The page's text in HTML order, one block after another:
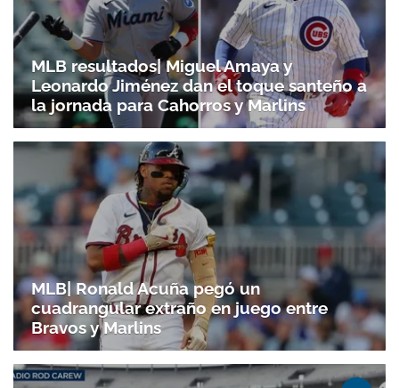
MLB resultados| Miguel Amaya y
Leonardo Jiménez dan el toque santeño a
la jornada para Cahorros y Marlins
MLB| Ronald Acuña pegó un
cuadrangular extraño en juego entre
Bravos y Marlins